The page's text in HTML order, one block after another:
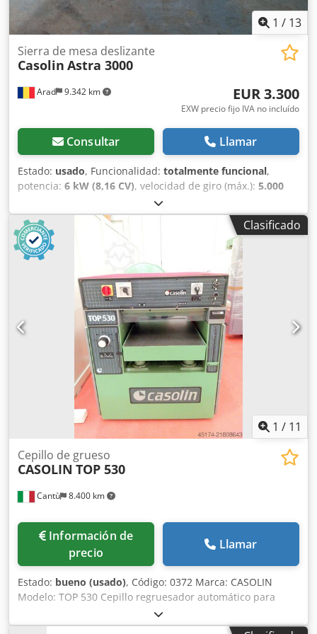
forma parte del suministro (pertenece al sistema de
ventanas). Máquina ya desmontada y almacenada.
(Información técnica según el fabricante - sin garantía)
1 / 13
Arad 9.342 km
Sierra de mesa deslizante
Casolin Astra 3000
EUR 3.300
EXW precio fijo IVA no incluído
Consultar Llamar
Estado: usado, Funcionalidad: totalmente funcional,
potencia: 6 kW (8,16 CV), velocidad de giro (máx.): 5.000
, velocidad de rotación (mín.):
Equipamiento:freno motor, Sierra circular para cantear
con rayado CASOLIN ASTRA Diámetro de la hoja 400 mm
Dsdpfx Aqewf R I Nslock 3 rotaciones: 3200 / 4200 / 5000
Mesa móvil de 3000 mm Motor principal 5,5 kw Freno
eléctrico en el motor En buen estado de funcionamiento,
listo para producción.
Clasificado
1 / 11
Cantù 8.400 km
Cepillo de grueso
CASOLIN TOP 530
Información de
precio
Llamar
Estado: bueno (usado), Código: 0372 Marca: CASOLIN
Modelo: TOP 530 Cepillo regruesador automático para
madera, carpintería, mobiliario, muebles a medida,
ebanistería, puertas, paneles, estructuras de madera,